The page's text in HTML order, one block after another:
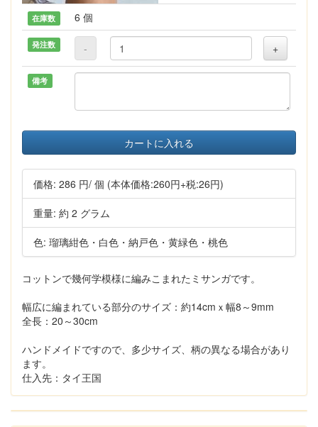
在庫数 6 個
発注数 - +
備考
カートに入れる
価格: 286 円/ 個 (本体価格:260円+税:26円)
重量: 約 2 グラム
色: 瑠璃紺色・白色・納戸色・黄緑色・桃色
コットンで幾何学模様に編みこまれたミサンガです。
幅広に編まれている部分のサイズ：約14cmｘ幅8～9mm
全長：20～30cm
ハンドメイドですので、多少サイズ、柄の異なる場合があり
ます。
仕入先：タイ王国